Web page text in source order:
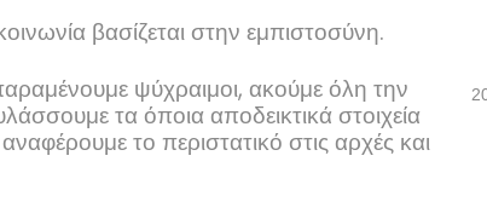
βασίζεται στην εμπιστοσύνη.
ψύχραιμοι, ακούμε όλη την
τα όποια αποδεικτικά στοιχεία
το περιστατικό στις αρχές και